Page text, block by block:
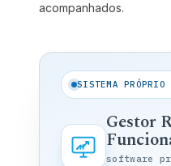
acompanhados.
SISTEMA PRÓPRIO
Gestor
software